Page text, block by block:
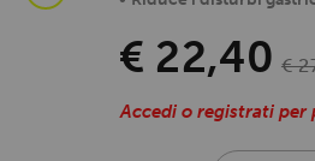
€ 22,40 €
Accedi o registrati per